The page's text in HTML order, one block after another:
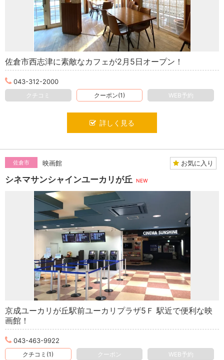
佐倉市西志津に素敵なカフェが2月5日オープン！
043-312-2000
クチコミ クーポン(1) WEB予約
詳しく見る
佐倉市 映画館 お気に入り
シネマサンシャインユーカリが丘 NEW
京成ユーカリが丘駅前ユーカリプラザ5Ｆ 駅近で便利な映
画館！
043-463-9922
クチコミ(1) クーポン WEB予約